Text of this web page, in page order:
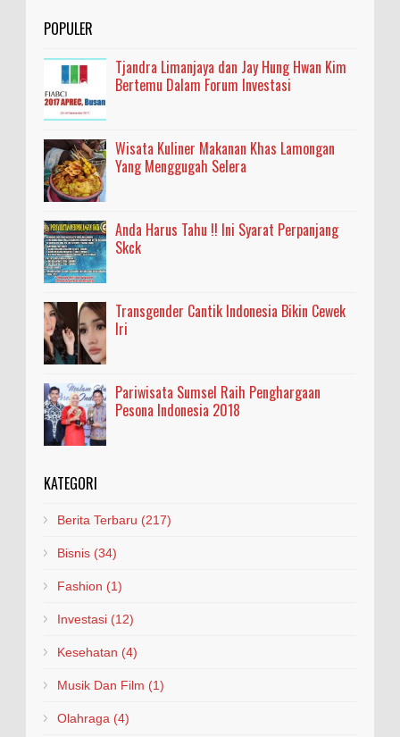
POPULER
Tjandra Limanjaya dan Jay Hung Hwan Kim
Bertemu Dalam Forum Investasi
Wisata Kuliner Makanan Khas Lamongan
Yang Menggugah Selera
Anda Harus Tahu !! Ini Syarat Perpanjang
Skck
Transgender Cantik Indonesia Bikin Cewek
Iri
Pariwisata Sumsel Raih Penghargaan
Pesona Indonesia 2018
KATEGORI
Berita Terbaru (217)
Bisnis (34)
Fashion (1)
Investasi (12)
Kesehatan (4)
Musik Dan Film (1)
Olahraga (4)